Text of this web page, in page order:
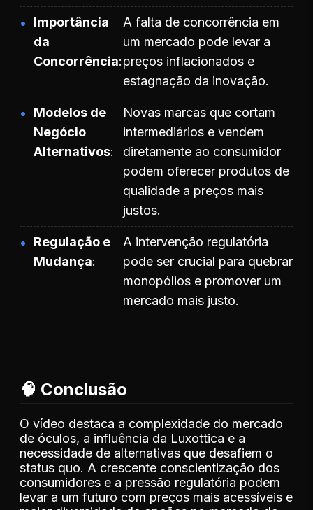
Importância
da
Concorrência
A falta de concorrência em
um mercado pode levar a
preços inflacionados e
estagnação da inovação.
Modelos de
Negócio
Alternativos
Novas marcas que cortam
intermediários e vendem
diretamente ao consumidor
podem oferecer produtos de
qualidade a preços mais
justos.
Regulação e
Mudança
A intervenção regulatória
pode ser crucial para quebrar
monopólios e promover um
mercado mais justo.
🧠 Conclusão
O vídeo destaca a complexidade do mercado
de óculos, a influência da Luxottica e a
necessidade de alternativas que desafiem o
status quo. A crescente conscientização dos
consumidores e a pressão regulatória podem
levar a um futuro com preços mais acessíveis e